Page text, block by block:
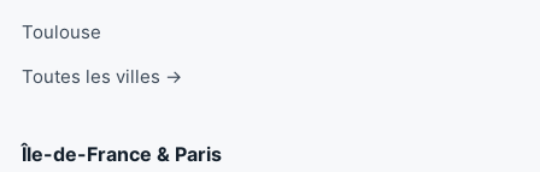
Toulouse
Toutes les villes →
Île-de-France & Paris